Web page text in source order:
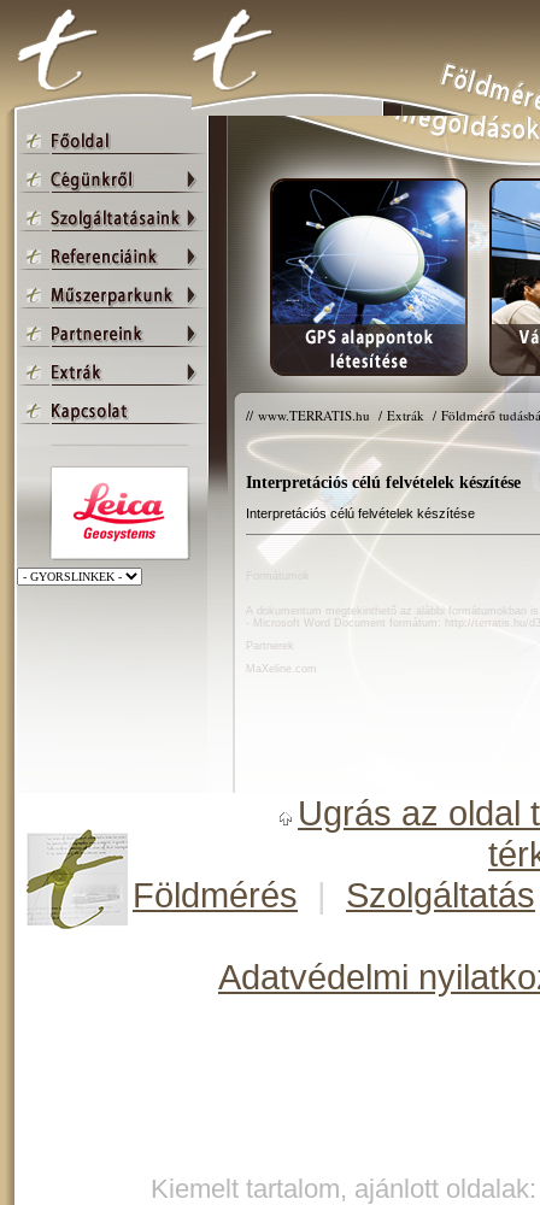
// www.TERRATIS.hu / Extrák / Földmérő
Interpretációs célú felvételek készítése
Interpretációs célú felvételek készítése
A dokumentum megtekinthető az alábbi formátumokban
- Microsoft Word Document formátum:
http://terratis.hu/
Partnerek
MaXeline.com
Ugrás az oldal
Földmérés
| Szolgáltatás
Adatvédelmi
Kiemelt tartalom, ajánlott